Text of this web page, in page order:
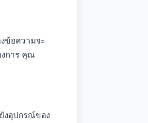
ข้อความจะ
การ คุณ
งอุปกรณ์ของ